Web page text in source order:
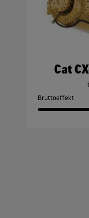
Cat
Bruttoeffekt